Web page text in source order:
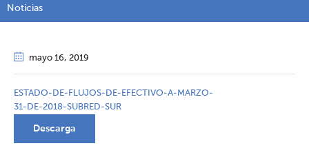
Noticias
mayo 16, 2019
ESTADO-DE-FLUJOS-DE-EFECTIVO-A-MARZO-
31-DE-2018-SUBRED-SUR
Descarga